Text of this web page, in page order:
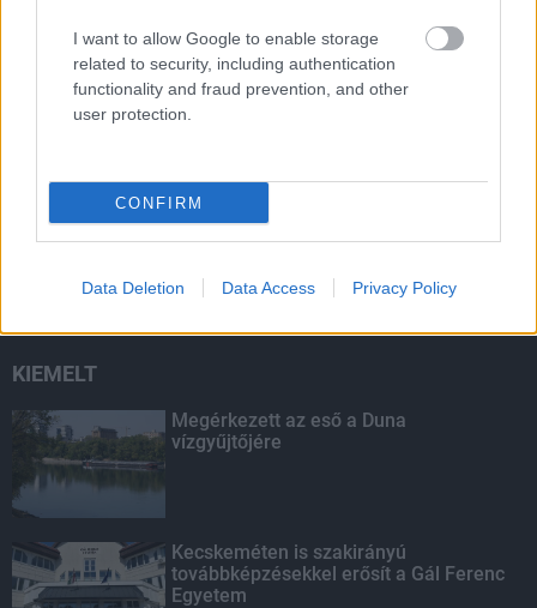
I want to allow Google to enable storage
related to security, including authentication
functionality and fraud prevention, and other
user protection.
CONFIRM
Data Deletion Data Access Privacy Policy
Megérkezett az eső a Duna
vízgyűjtőjére
Paks II.: Mit jelent az 5. blokk új
mérföldköve a felülvizsgálat
KIEMELT
Megérkezett az eső a Duna
vízgyűjtőjére
Kecskeméten is szakirányú
továbbképzésekkel erősít a Gál Ferenc
Egyetem